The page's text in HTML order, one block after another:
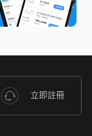
立即註冊